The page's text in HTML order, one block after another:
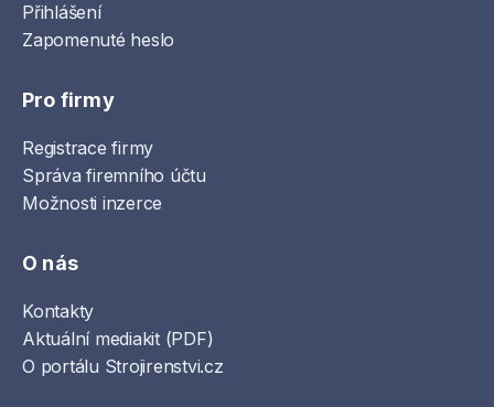
Přihlášení
Zapomenuté heslo
Pro firmy
Registrace firmy
Správa firemního účtu
Možnosti inzerce
O nás
Kontakty
Aktuální mediakit (PDF)
O portálu Strojirenstvi.cz